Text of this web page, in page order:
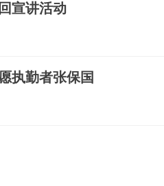
宣讲活动
执勤者张保国